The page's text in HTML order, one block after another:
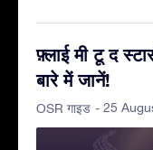
फ़्लाई मी टू द
बारे में जानें!
OSR गाइड - 25